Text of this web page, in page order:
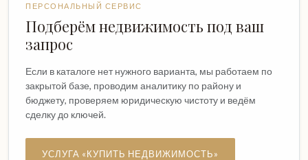
ПЕРСОНАЛЬНЫЙ СЕРВИС
Подберём недвижимость под ваш
запрос
Если в каталоге нет нужного варианта, мы работаем по
закрытой базе, проводим аналитику по району и
бюджету, проверяем юридическую чистоту и ведём
сделку до ключей.
УСЛУГА «КУПИТЬ НЕДВИЖИМОСТЬ»